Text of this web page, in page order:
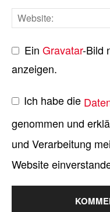
EinGravatar-Bild
anzeigen.
Ich habe die
genommen und
und Verarbeitung
Website